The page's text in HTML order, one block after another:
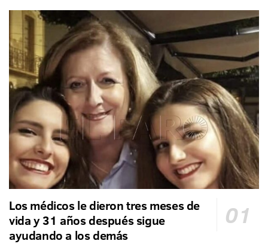
Los médicos le dieron tres meses de
vida y 31 años después sigue
ayudando a los demás